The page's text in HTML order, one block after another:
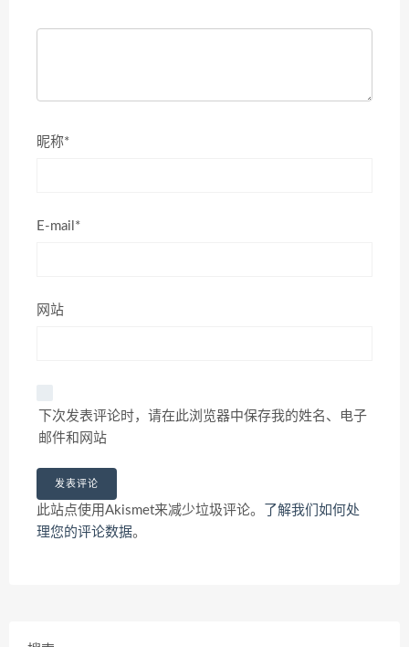
昵称*
E-mail*
网站
下次发表评论时，请在此浏览器中保存我的姓名、电子
邮件和网站
此站点使用Akismet来减少垃圾评论。
了解我们如何处
理您的评论数据。